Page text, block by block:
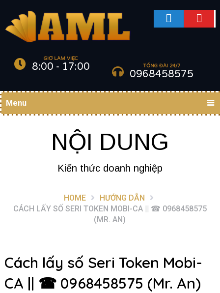
GIỜ LÀM VIỆC
8:00 - 17:00 TỔNG ĐÀI 24/7
0968458575
Menu
NỘI DUNG
Kiến thức doanh nghiệp
HOME
HƯỚNG DẪN
CÁCH LẤY SỐ SERI TOKEN MOBI-CA || ☎ 0968458575
(MR. AN)
Cách lấy số Seri Token Mobi-
CA || ☎ 0968458575 (Mr. An)